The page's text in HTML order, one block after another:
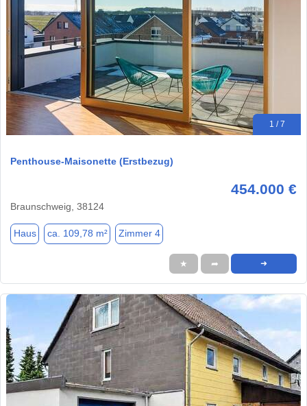
1 / 7
Penthouse-Maisonette (Erstbezug)
454.000 €
Braunschweig, 38124
Haus ca. 109,78 m² Zimmer 4
★ ➦ ➜